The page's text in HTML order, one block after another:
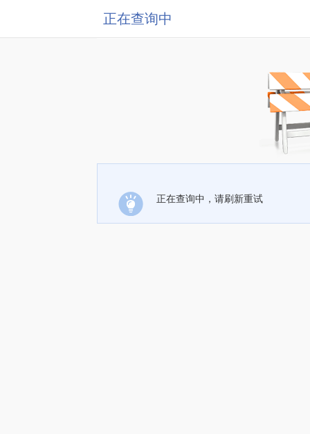
正在查询中
正在查询中，请刷新重试